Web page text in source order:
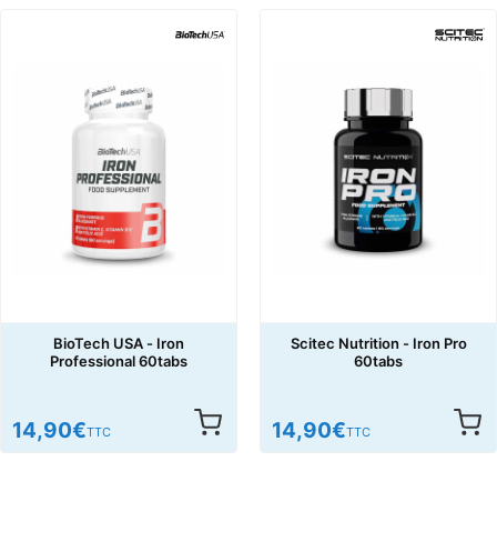
BioTech USA - Iron
Professional 60tabs
14,90€TTC
Scitec Nutrition - Iron Pro
60tabs
14,90€TTC